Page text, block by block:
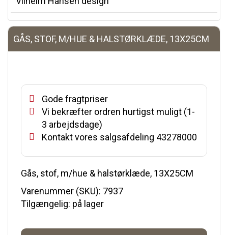
GÅS, STOF, M/HUE & HALSTØRKLÆDE, 13X25CM
Gode fragtpriser
Vi bekræfter ordren hurtigst muligt (1-
3 arbejdsdage)
Kontakt vores salgsafdeling 43278000
Gås, stof, m/hue & halstørklæde, 13X25CM
Varenummer (SKU): 7937
Tilgængelig: på lager